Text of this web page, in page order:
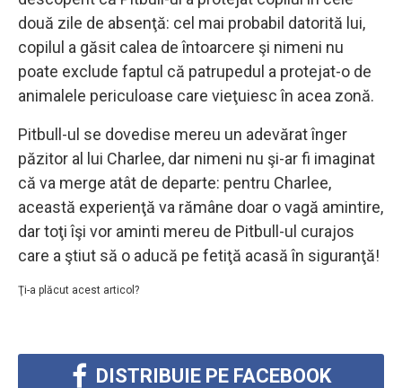
două zile de absenţă: cel mai probabil datorită lui,
copilul a găsit calea de întoarcere şi nimeni nu
poate exclude faptul că patrupedul a protejat-o de
animalele periculoase care vieţuiesc în acea zonă.
Pitbull-ul se dovedise mereu un adevărat înger
păzitor al lui Charlee, dar nimeni nu şi-ar fi imaginat
că va merge atât de departe: pentru Charlee,
această experienţă va rămâne doar o vagă amintire,
dar toţi îşi vor aminti mereu de Pitbull-ul curajos
care a ştiut să o aducă pe fetiţă acasă în siguranţă!
Ţi-a plăcut acest articol?
DISTRIBUIE PE FACEBOOK